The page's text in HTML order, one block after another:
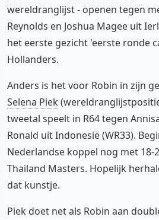
wereldranglijst - openen tegen
Reynolds en Joshua Magee uit
het eerste gezicht 'eerste ronde
Hollanders.
Anders is het voor Robin in zijn
Selena Piek
tweetal speelt in R64 tegen
Ronald uit Indonesië (WR33).
Nederlandse koppel nog met 18-
Thailand Masters. Hopelijk
dat kunstje.
Piek doet net als Robin aan